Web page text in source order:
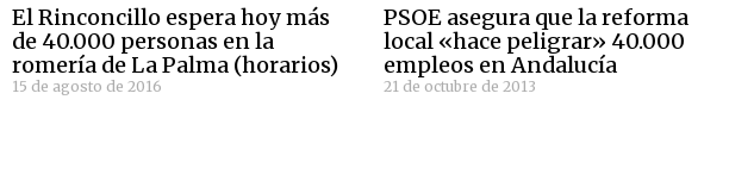
El Rinconcillo espera hoy más
de 40.000 personas en la
romería de La Palma (horarios)
15 de agosto de 2016
PSOE asegura que la reforma
local «hace peligrar» 40.000
empleos en Andalucía
21 de octubre de 2013